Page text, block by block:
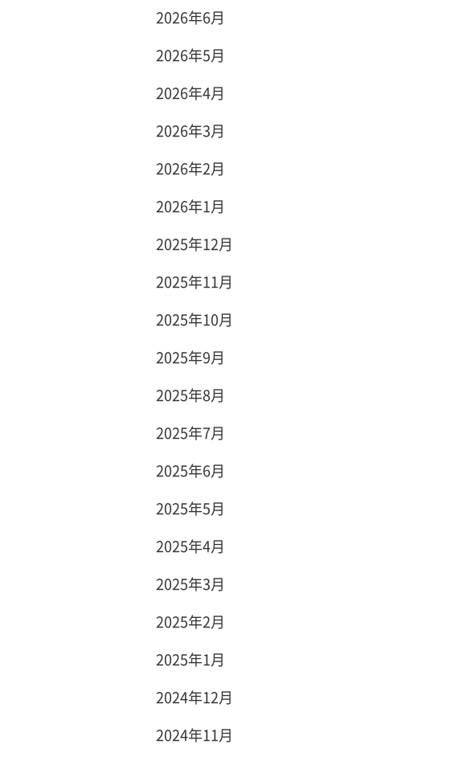
2026年6月
2026年5月
2026年4月
2026年3月
2026年2月
2026年1月
2025年12月
2025年11月
2025年10月
2025年9月
2025年8月
2025年7月
2025年6月
2025年5月
2025年4月
2025年3月
2025年2月
2025年1月
2024年12月
2024年11月